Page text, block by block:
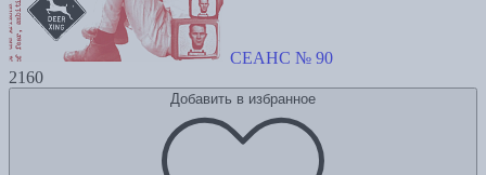
СЕАНС № 90
2160
Добавить в избранное